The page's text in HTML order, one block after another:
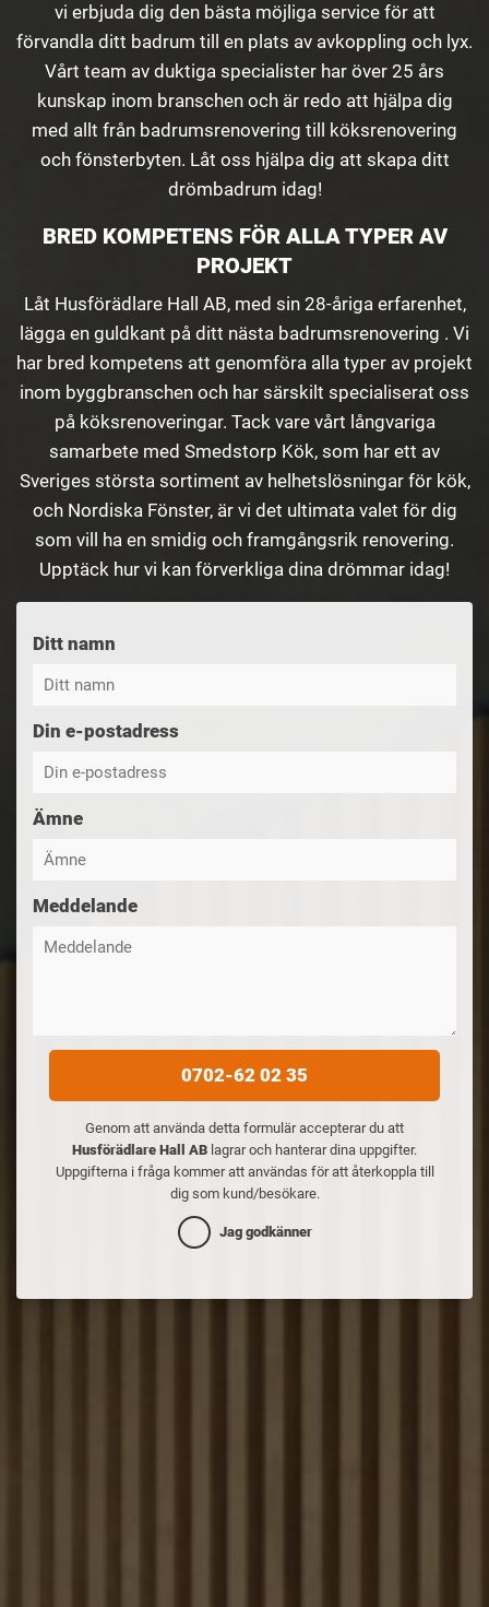
vi erbjuda dig den bästa möjliga service för att
förvandla ditt badrum till en plats av avkoppling och lyx.
Vårt team av duktiga specialister har över 25 års
kunskap inom branschen och är redo att hjälpa dig
med allt från badrumsrenovering till köksrenovering
och fönsterbyten. Låt oss hjälpa dig att skapa ditt
drömbadrum idag!
BRED KOMPETENS FÖR ALLA TYPER AV
PROJEKT
Låt Husförädlare Hall AB, med sin 28-åriga erfarenhet,
lägga en guldkant på ditt nästa badrumsrenovering . Vi
har bred kompetens att genomföra alla typer av projekt
inom byggbranschen och har särskilt specialiserat oss
på köksrenoveringar. Tack vare vårt långvariga
samarbete med Smedstorp Kök, som har ett av
Sveriges största sortiment av helhetslösningar för kök,
och Nordiska Fönster, är vi det ultimata valet för dig
som vill ha en smidig och framgångsrik renovering.
Upptäck hur vi kan förverkliga dina drömmar idag!
Ditt namn
Din e-postadress
Ämne
Meddelande
0702-62 02 35
Genom att använda detta formulär accepterar du att
Husförädlare Hall AB lagrar och hanterar dina uppgifter.
Uppgifterna i fråga kommer att användas för att återkoppla till
dig som kund/besökare.
Jag godkänner